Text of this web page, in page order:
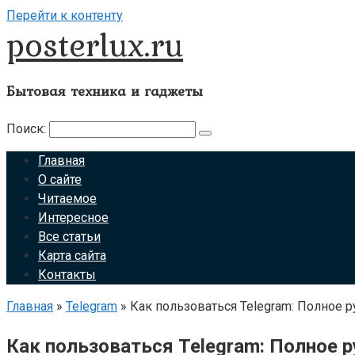
Перейти к контенту
posterlux.ru
Бытовая техника и гаджеты
Поиск:
Главная
О сайте
Читаемое
Интересное
Все статьи
Карта сайта
Контакты
Главная » Telegram » Как пользоваться Telegram: Полное
Как пользоваться Telegram: Полное